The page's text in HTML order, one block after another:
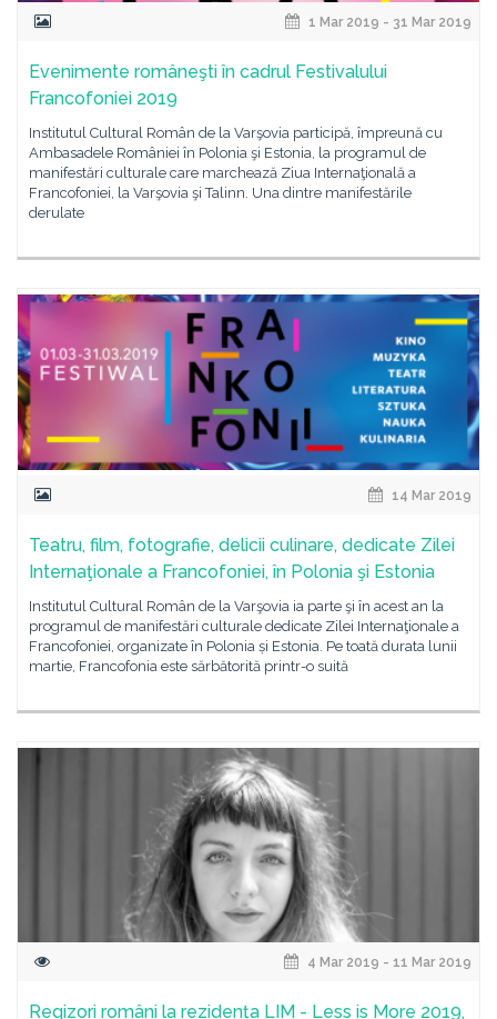
1 Mar 2019 - 31 Mar 2019
Evenimente româneşti în cadrul Festivalului
Francofoniei 2019
Institutul Cultural Român de la Varşovia participă, împreună cu
Ambasadele României în Polonia şi Estonia, la programul de
manifestări culturale care marchează Ziua Internaţională a
Francofoniei, la Varşovia şi Talinn. Una dintre manifestările
derulate
14 Mar 2019
Teatru, film, fotografie, delicii culinare, dedicate Zilei
Internaţionale a Francofoniei, în Polonia şi Estonia
Institutul Cultural Român de la Varşovia ia parte şi în acest an la
programul de manifestări culturale dedicate Zilei Internaţionale a
Francofoniei, organizate în Polonia și Estonia. Pe toată durata lunii
martie, Francofonia este sărbătorită printr-o suită
4 Mar 2019 - 11 Mar 2019
Regizori români la rezidența LIM - Less is More 2019,